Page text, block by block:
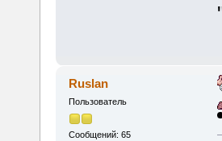
Ruslan
Пользователь
Сообщений: 65